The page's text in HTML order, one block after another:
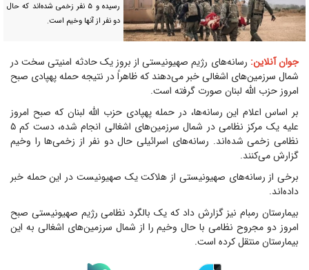
رسیده و ۵ نفر زخمی شده‌اند که حال
دو نفر از آنها وخیم است.
جوان آنلاین: رسانه‌های رژیم صهیونیستی از بروز یک حادثه امنیتی سخت در
شمال سرزمین‌های اشغالی خبر می‌دهند که ظاهراً در نتیجه حمله پهپادی صبح
امروز حزب الله لبنان صورت گرفته است.
بر اساس اعلام این رسانه‌ها، در حمله پهپادی حزب الله لبنان که صبح امروز
علیه یک مرکز نظامی در شمال سرزمین‌های اشغالی انجام شده، دست کم ۵
نظامی زخمی شده‌اند. رسانه‌های اسرائیلی حال دو نفر از زخمی‌ها را وخیم
گزارش می‌کنند.
برخی از رسانه‌های صهیونیستی از هلاکت یک صهیونیست در این حمله خبر
داده‌اند.
بیمارستان رمبام نیز گزارش داد که یک بالگرد نظامی رژیم صهیونیستی صبح
امروز دو مجروح نظامی با حال وخیم را از شمال سرزمین‌های اشغالی به این
بیمارستان منتقل کرده است.